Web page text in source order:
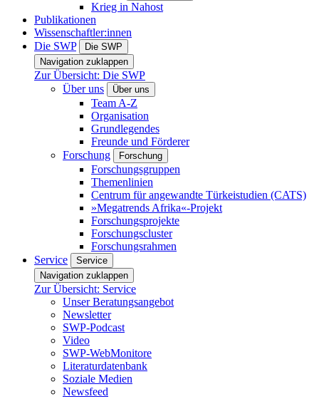
Krieg in Nahost
Publikationen
Wissenschaftler:innen
Die SWP
Die SWP
Navigation zuklappen
Zur Übersicht: Die SWP
Über uns
Über uns
Team A-Z
Organisation
Grundlegendes
Freunde und Förderer
Forschung
Forschung
Forschungsgruppen
Themenlinien
Centrum für angewandte Türkeistudien (CATS)
»Megatrends Afrika«-Projekt
Forschungsprojekte
Forschungscluster
Forschungsrahmen
Service
Service
Navigation zuklappen
Zur Übersicht: Service
Unser Beratungsangebot
Newsletter
SWP-Podcast
Video
SWP-WebMonitore
Literaturdatenbank
Soziale Medien
Newsfeed